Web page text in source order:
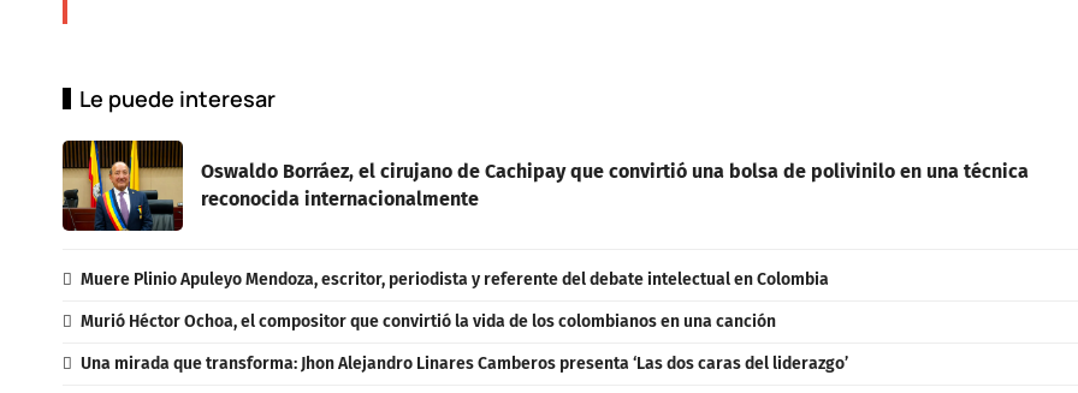
Le puede interesar
Oswaldo Borráez, el cirujano de Cachipay que convirtió una bolsa de polivinilo en una técnica
reconocida internacionalmente
Muere Plinio Apuleyo Mendoza, escritor, periodista y referente del debate intelectual en Colombia
Murió Héctor Ochoa, el compositor que convirtió la vida de los colombianos en una canción
Una mirada que transforma: Jhon Alejandro Linares Camberos presenta ‘Las dos caras del liderazgo’